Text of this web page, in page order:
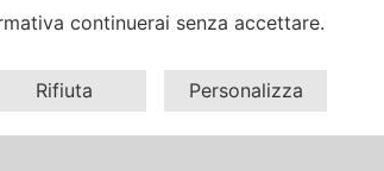
continuerai senza accettare.
Rifiuta Personalizza